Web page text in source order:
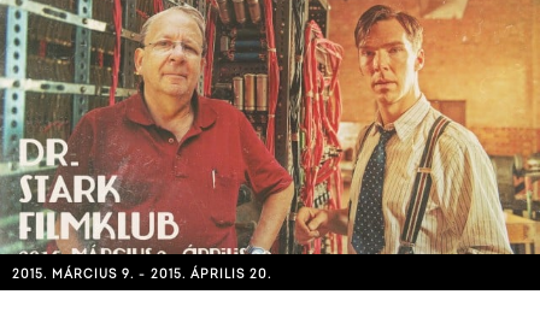
2015. MÁRCIUS 9. - 2015. ÁPRILIS 20.